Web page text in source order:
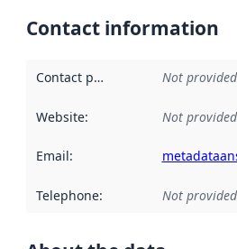
Contact information
Contact point Not provided
Website: Not provided
Email:
Telephone: Not provided